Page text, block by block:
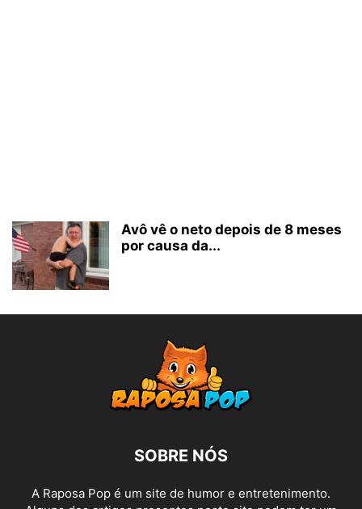
Avô vê o neto depois de 8 meses
por causa da...
SOBRE NÓS
A Raposa Pop é um site de humor e entretenimento.